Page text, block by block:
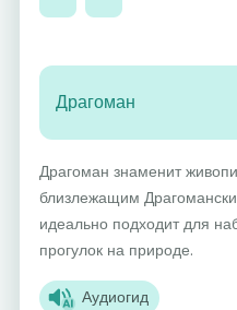
Драгоман
Драгоман знаменит
близлежащим
идеально подходит для
прогулок на природе.
Аудиогид